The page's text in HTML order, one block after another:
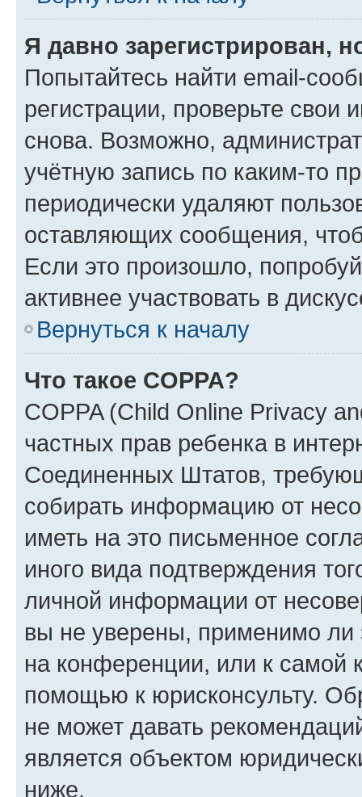
Я давно зарегистрирован,
Попытайтесь найти email-
регистрации, проверьте свои
снова. Возможно,
учётную запись по каким-то
периодически удаляют
оставляющих сообщения,
Если это произошло,
активнее участвовать в
Вернуться к началу
Что такое COPPA?
COPPA (Child Online Privacy
частных прав ребенка в
Соединенных Штатов,
собирать информацию от
иметь на это письменное
иного вида подтверждения
личной информации от
вы не уверены, применимо ли
на конференции, или к самой
помощью к юрисконсульту.
не может давать
является объектом
ниже.